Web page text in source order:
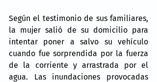
Según el testimonio de sus familiares,
la mujer salió de su domicilio para
intentar poner a salvo su vehículo
cuando fue sorprendida por la fuerza
de la corriente y arrastrada por el
agua. Las inundaciones provocadas